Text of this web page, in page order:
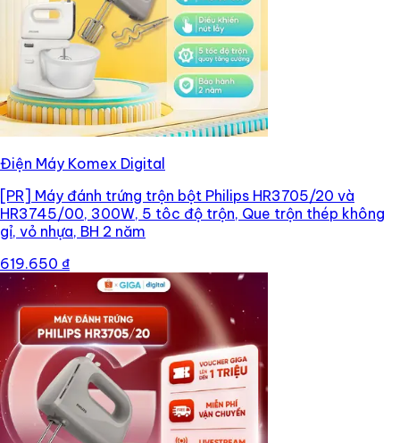
Điện Máy Komex Digital
[PR] Máy đánh trứng trộn bột Philips HR3705/20 và
HR3745/00, 300W, 5 tôc độ trộn, Que trộn thép không
gỉ, vỏ nhựa, BH 2 năm
619.650 ₫